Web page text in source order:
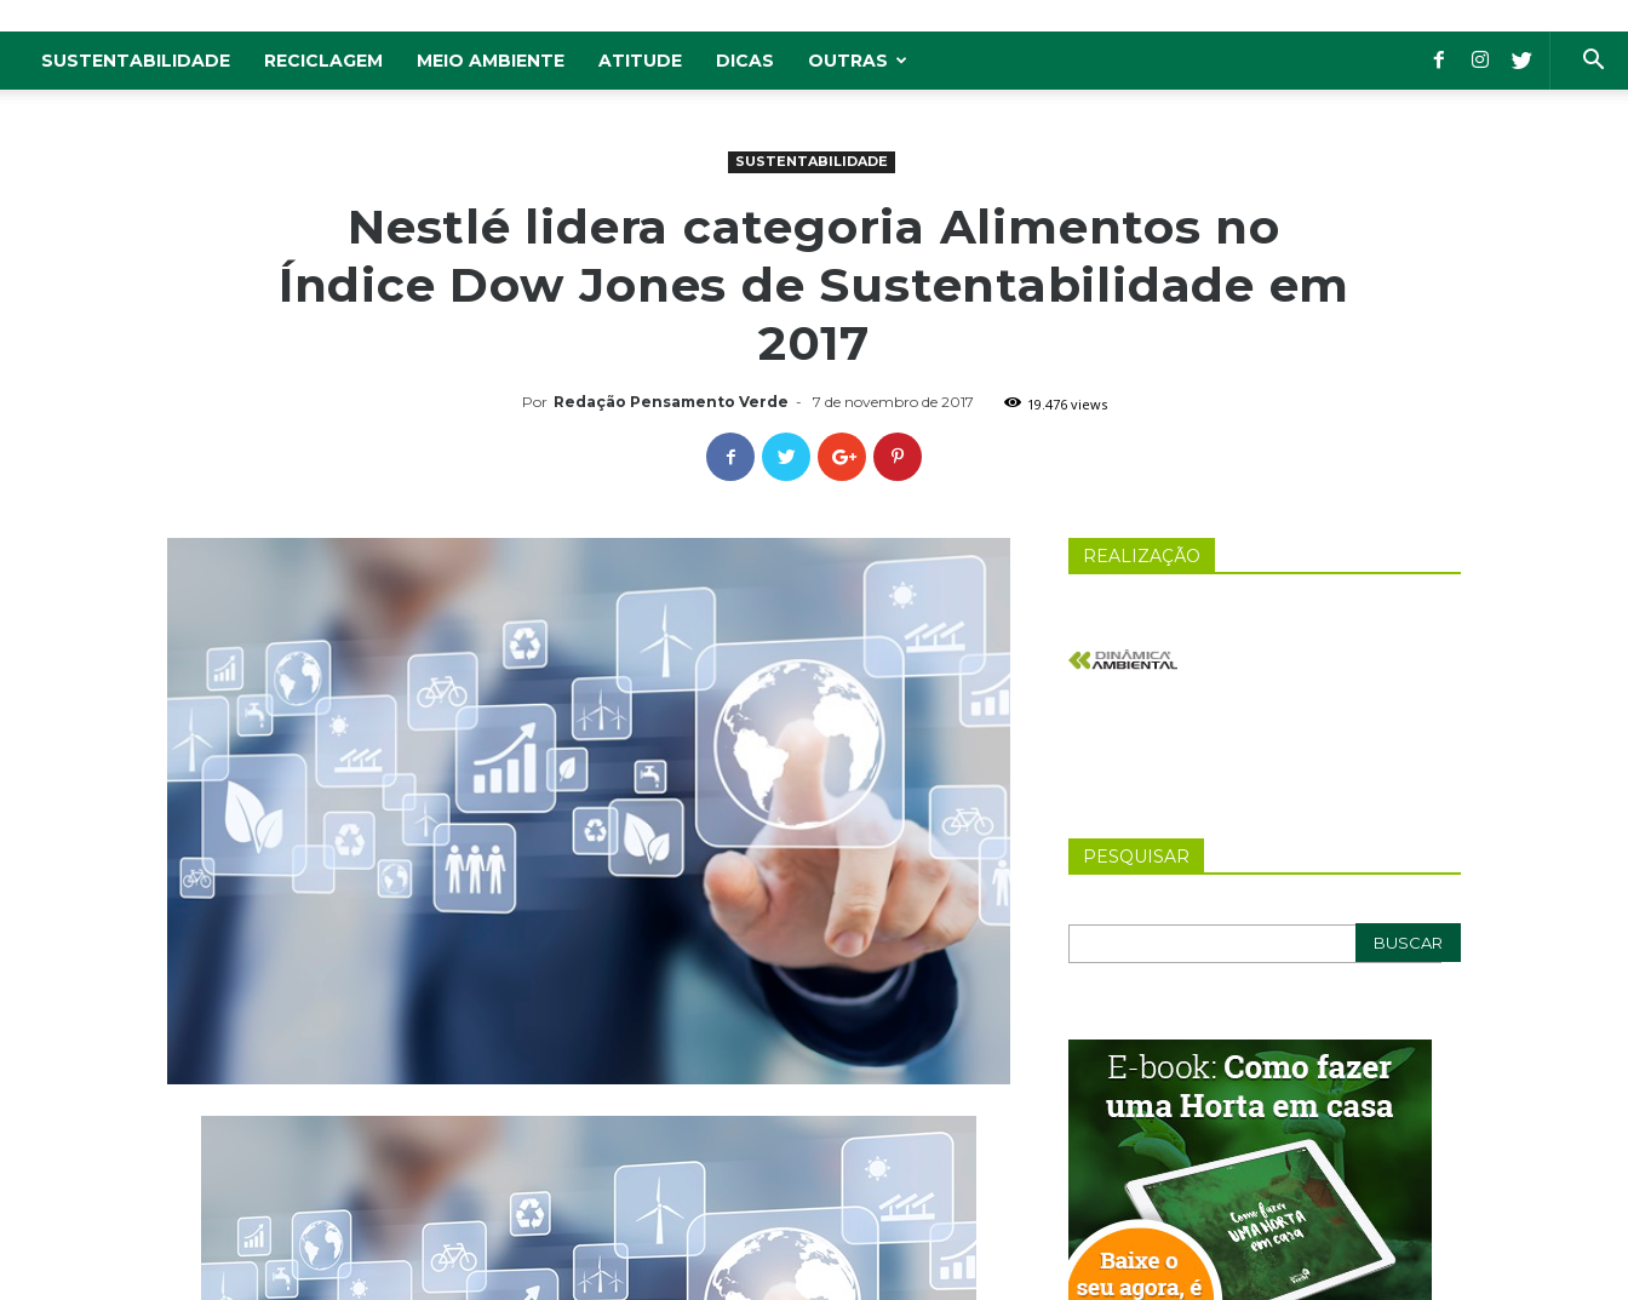
SUSTENTABILIDADE RECICLAGEM MEIO AMBIENTE ATITUDE DICAS OUTRAS
SUSTENTABILIDADE
Nestlé lidera categoria Alimentos no
Índice Dow Jones de Sustentabilidade em
2017
Por Redação Pensamento Verde - 7 de novembro de 2017 19.476 views
REALIZAÇÃO
PESQUISAR